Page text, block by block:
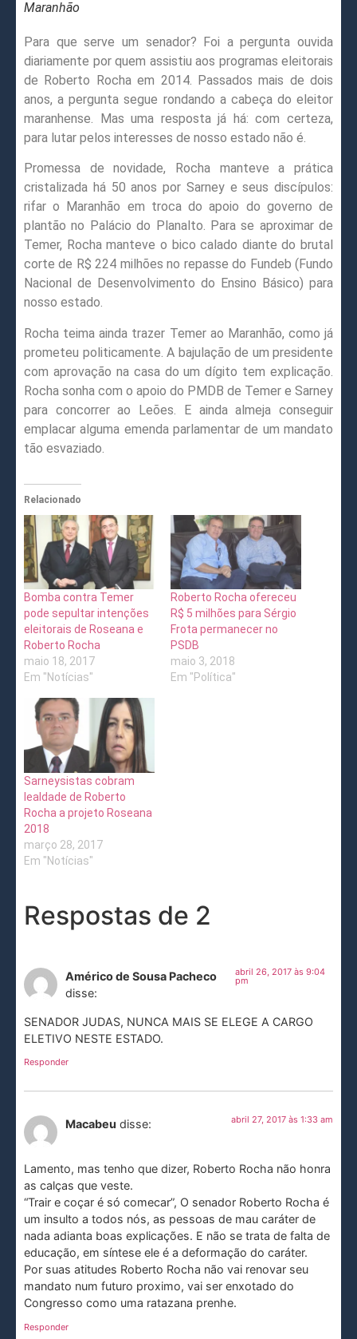
Maranhão
Para que serve um senador? Foi a pergunta ouvida
diariamente por quem assistiu aos programas eleitorais
de Roberto Rocha em 2014. Passados mais de dois
anos, a pergunta segue rondando a cabeça do eleitor
maranhense. Mas uma resposta já há: com certeza,
para lutar pelos interesses de nosso estado não é.
Promessa de novidade, Rocha manteve a prática
cristalizada há 50 anos por Sarney e seus discípulos:
rifar o Maranhão em troca do apoio do governo de
plantão no Palácio do Planalto. Para se aproximar de
Temer, Rocha manteve o bico calado diante do brutal
corte de R$ 224 milhões no repasse do Fundeb (Fundo
Nacional de Desenvolvimento do Ensino Básico) para
nosso estado.
Rocha teima ainda trazer Temer ao Maranhão, como já
prometeu politicamente. A bajulação de um presidente
com aprovação na casa do um dígito tem explicação.
Rocha sonha com o apoio do PMDB de Temer e Sarney
para concorrer ao Leões. E ainda almeja conseguir
emplacar alguma emenda parlamentar de um mandato
tão esvaziado.
Relacionado
Bomba contra Temer
pode sepultar intenções
eleitorais de Roseana e
Roberto Rocha
maio 18, 2017
Em "Notícias"
Roberto Rocha ofereceu
R$ 5 milhões para Sérgio
Frota permanecer no
PSDB
maio 3, 2018
Em "Política"
Sarneysistas cobram
lealdade de Roberto
Rocha a projeto Roseana
2018
março 28, 2017
Em "Notícias"
Respostas de 2
Américo de Sousa Pacheco
disse:
abril 26, 2017 às 9:04
pm
SENADOR JUDAS, NUNCA MAIS SE ELEGE A CARGO
ELETIVO NESTE ESTADO.
Responder
Macabeu disse: abril 27, 2017 às 1:33 am
Lamento, mas tenho que dizer, Roberto Rocha não honra
as calças que veste.
“Trair e coçar é só comecar”, O senador Roberto Rocha é
um insulto a todos nós, as pessoas de mau caráter de
nada adianta boas explicações. E não se trata de falta de
educação, em síntese ele é a deformação do caráter.
Por suas atitudes Roberto Rocha não vai renovar seu
mandato num futuro proximo, vai ser enxotado do
Congresso como uma ratazana prenhe.
Responder